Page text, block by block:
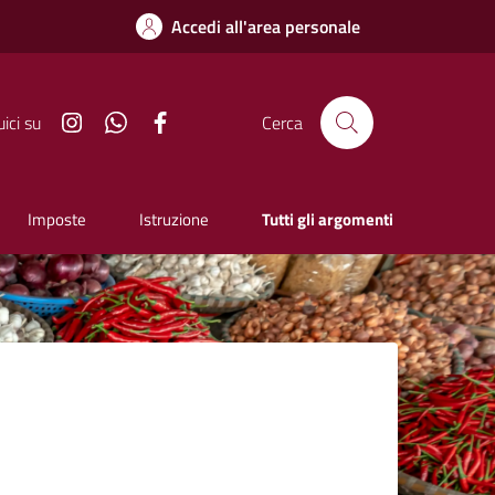
Accedi all'area personale
su InstagramWhatsapp Cerca
Imposte Istruzione Tutti gli argomenti